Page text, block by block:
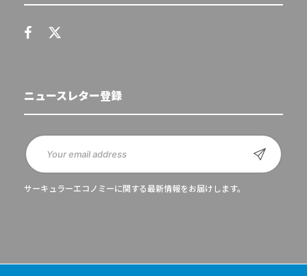
ニュースレター登録
サーキュラーエコノミーに関する最新情報をお届けします。